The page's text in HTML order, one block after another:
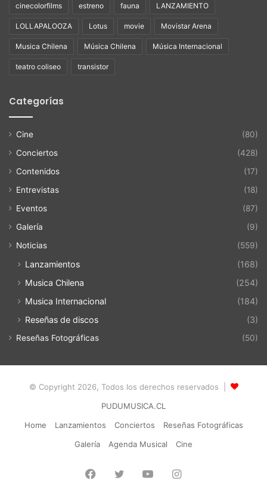
cinecolorfilms estreno fauna LANZAMIENTO
LOLLAPALOOZA Lotus movie Movistar Arena
Musica Chilena Música Chilena Música Internacional
teatro coliseo transistor
Categorías
Cine
(80)
Conciertos
(428)
Contenidos
(17)
Entrevistas
(18)
Eventos
(87)
Galería
(9)
Noticias
(559)
Lanzamientos
(168)
Musica Chilena
(254)
Musica Internacional
(184)
Reseñas de discos
(3)
Reseñas Fotográficas (50)
© Copyright 2026, Todos los derechos reservados |
PUDUMUSICA.CL
Home
Lanzamientos Conciertos
Reseñas Fotográficas
Galería
Agenda Musical Cine
Facebook
TwitterYouTubeInstagram